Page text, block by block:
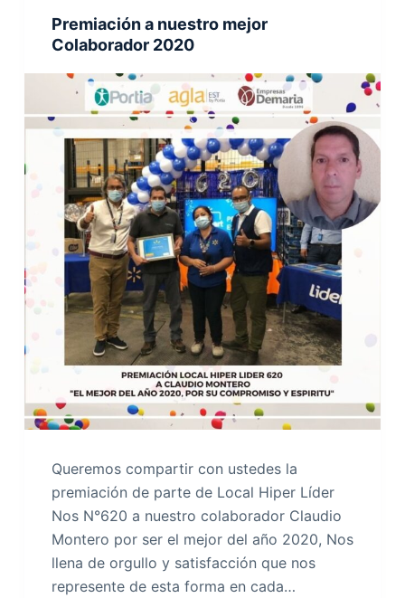
Premiación a nuestro mejor
Colaborador 2020
Queremos compartir con ustedes la
premiación de parte de Local Hiper Líder
Nos N°620 a nuestro colaborador Claudio
Montero por ser el mejor del año 2020, Nos
llena de orgullo y satisfacción que nos
represente de esta forma en cada…